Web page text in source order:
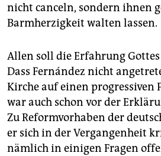
nicht canceln, sondern ihnen
Barmherzigkeit walten lassen.
Allen soll die Erfahrung
Dass Fernández nicht
Kirche auf einen progressiven
war auch schon vor der
Zu Reformvorhaben der
er sich in der Vergangenheit
nämlich in einigen Fragen